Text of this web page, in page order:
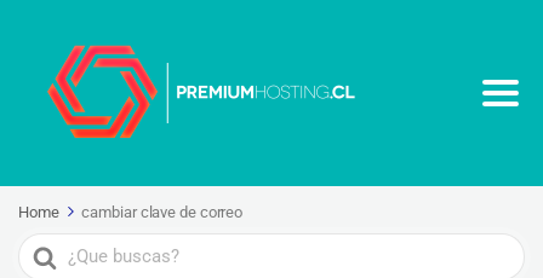
Home cambiar clave de correo
Search
For